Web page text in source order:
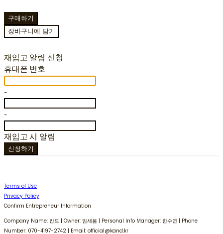
구매하기
장바구니에 담기
재입고 알림 신청
휴대폰 번호
-
-
재입고 시 알림
신청하기
Terms of Use
Privacy Policy
Confirm Entrepreneur Information
Company Name: 칸드 | Owner: 임새봄 | Personal Info Manager: 한수연 | Phone
Number: 070-4197-2742 | Email: official@kand.kr